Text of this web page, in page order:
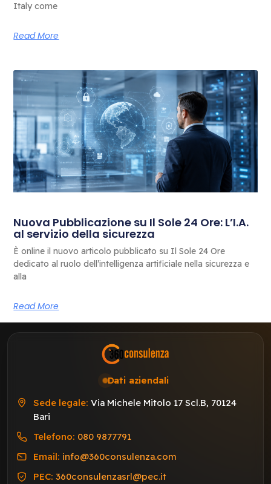
Italy come
Read More
Nuova Pubblicazione su Il Sole 24 Ore: L’I.A.
al servizio della sicurezza
È online il nuovo articolo pubblicato su Il Sole 24 Ore
dedicato al ruolo dell’intelligenza artificiale nella sicurezza e
alla
Read More
Dati aziendali
Sede legale: Via Michele Mitolo 17 Scl.B, 70124
Bari
Telefono: 080 9877791
Email: info@360consulenza.com
PEC: 360consulenzasrl@pec.it